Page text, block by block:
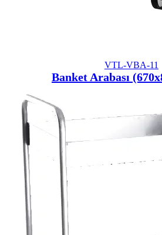
VTL-VBA-11
Banket Arabası